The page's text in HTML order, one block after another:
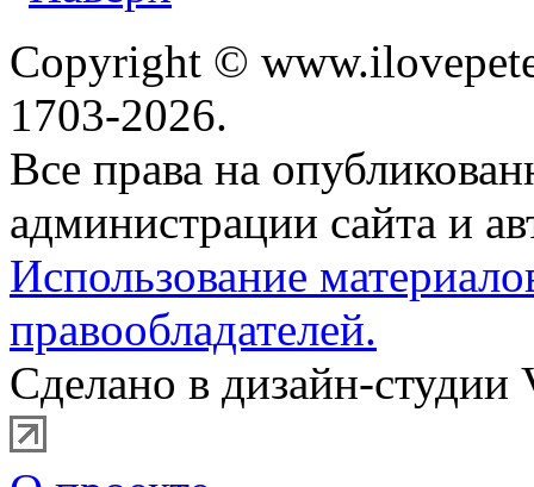
Copyright ©
1703-2026.
Все права на
администрации сайта и
Использование
правообладателей.
Сделано в дизайн-студии